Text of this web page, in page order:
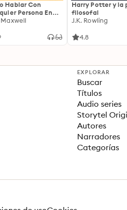
Hablar Con
Persona En
Lugar Y En
Harry Potter y la
filosofal
J.K. Rowling
4.8
EXPLORAR
Buscar
Títulos
Audio series
Storytel
Autores
Narradores
Categorías